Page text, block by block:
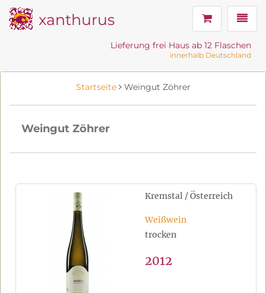
xanthurus
Lieferung frei Haus ab 12 Flaschen
innerhalb Deutschland
Startseite Weingut Zöhrer
Weingut Zöhrer
Kremstal / Österreich
Weißwein
trocken
2012